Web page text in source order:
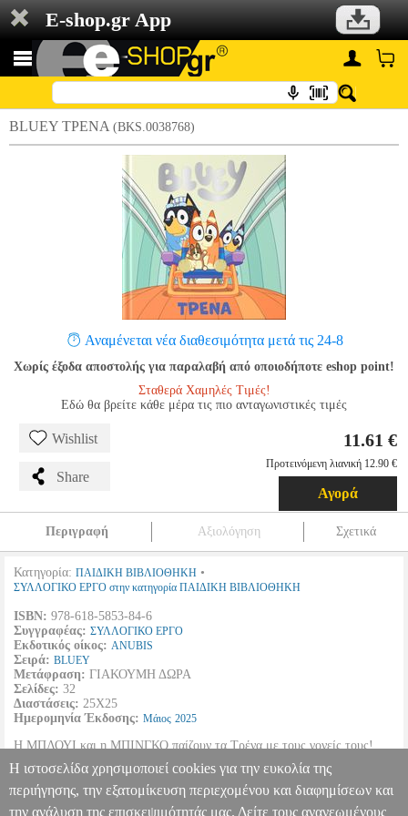
E-shop.gr App
BLUEY ΤΡΕΝΑ (BKS.0038768)
Αναμένεται νέα διαθεσιμότητα μετά τις 24-8
Χωρίς έξοδα αποστολής για παραλαβή από οποιοδήποτε eshop point!
Σταθερά Χαμηλές Τιμές!
Εδώ θα βρείτε κάθε μέρα τις πιο ανταγωνιστικές τιμές
Wishlist
Share
11.61 €
Προτεινόμενη λιανική 12.90 €
Αγορά
Περιγραφή Αξιολόγηση Σχετικά
Κατηγορία: ΠΑΙΔΙΚΗ ΒΙΒΛΙΟΘΗΚΗ •
ΣΥΛΛΟΓΙΚΟ ΕΡΓΟ στην κατηγορία ΠΑΙΔΙΚΗ ΒΙΒΛΙΟΘΗΚΗ
ISBN: 978-618-5853-84-6
Συγγραφέας: ΣΥΛΛΟΓΙΚΟ ΕΡΓΟ
Εκδοτικός οίκος: ANUBIS
Σειρά: BLUEY
Μετάφραση: ΓΙΑΚΟΥΜΗ ΔΩΡΑ
Σελίδες: 32
Διαστάσεις: 25Χ25
Ημερομηνία Έκδοσης: Μάιος 2025
Η ΜΠΛΟΥΙ και η ΜΠΙΝΓΚΟ παίζουν τα Τρένα με τους γονείς τους!
Τι συμβαίνει όμως όταν ένας δύστροπος πολικός αρκούδος δραπετεύει
και η κατάσταση εκτροχιάζεται;
Η ιστοσελίδα χρησιμοποιεί cookies για την ευκολία της
περιήγησης, την εξατομίκευση περιεχομένου και διαφημίσεων και
την ανάλυση της επισκεψιμότητάς μας. Δείτε τους ανανεωμένους